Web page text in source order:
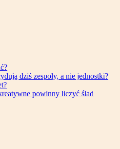
dziś zespoły, a nie jednostki?
powinny liczyć ślad